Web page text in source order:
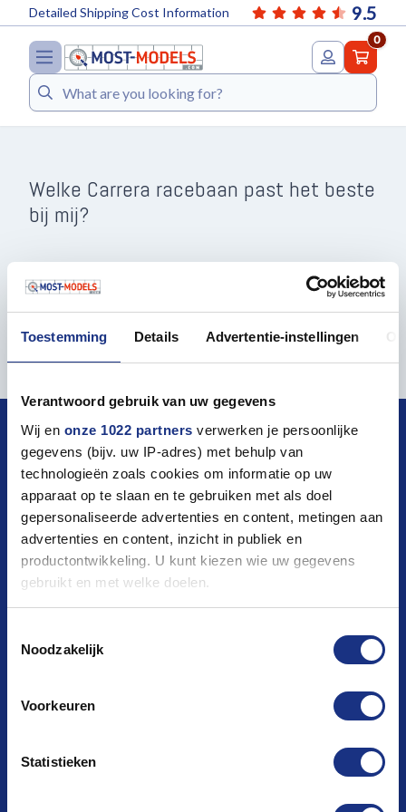
Toestemming Details Advertentie-instellingen
Verantwoord gebruik van uw gegevens
Wij en onze 1022 partners verwerken je persoonlijke
gegevens (bijv. uw IP-adres) met behulp van
technologieën zoals cookies om informatie op uw
apparaat op te slaan en te gebruiken met als doel
gepersonaliseerde advertenties en content, metingen aan
advertenties en content, inzicht in publiek en
productontwikkeling. U kunt kiezen wie uw gegevens
gebruikt en met welke doelen.
Informatie verzamelen over uw geografische locatie,
Uw apparaat identificeren door het actief te scannen
op specifieke eigenschappen (fingerprinting)
verwerkt en stel uw voorkeuren in het
detailgedeelte
in.
Noodzakelijk
Voorkeuren
Statistieken
9.5
Detailed Shipping Cost Information
0
Search
Welke Carrera racebaan past het beste
bij mij?
Welke Carrera racebaan
past het beste bij mij?
MOST-MODELS.COM
info@most-models.com
Contact
Order